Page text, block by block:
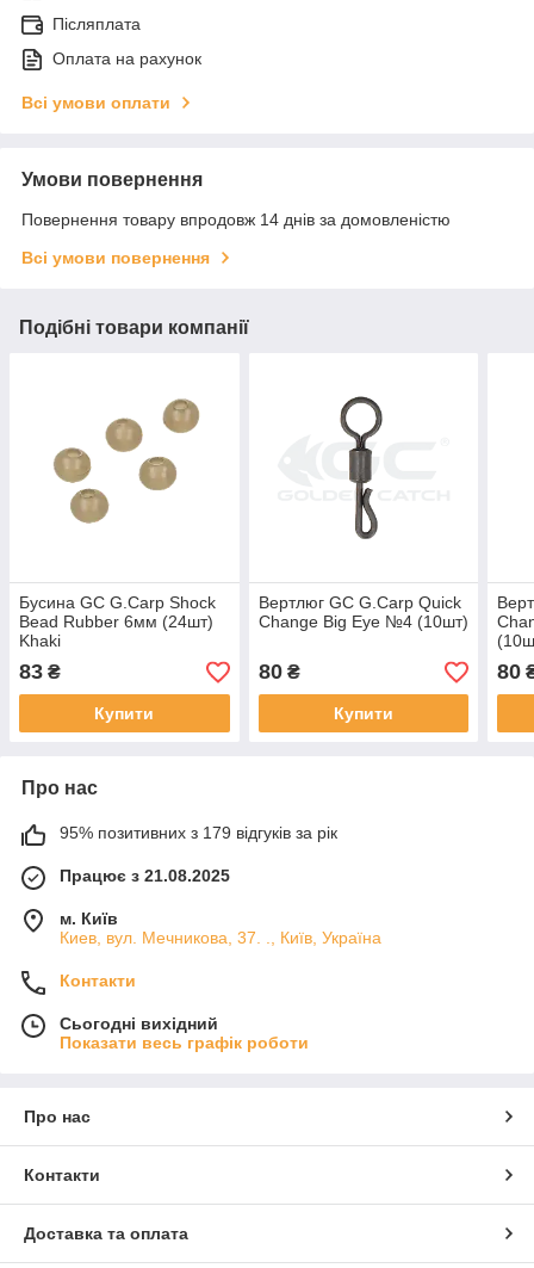
Післяплата
Оплата на рахунок
Всі умови оплати
Умови повернення
Повернення товару впродовж 14 днів за домовленістю
Всі умови повернення
Подібні товари компанії
Бусина GC G.Carp Shock
Bead Rubber 6мм (24шт)
Khaki
83 ₴
Купити
Вертлюг GC G.Carp Quick
Change Big Eye №4 (10шт)
80₴
Купити
80
Про нас
95% позитивних з 179 відгуків за рік
Працює з 21.08.2025
м. Київ
Киев, вул. Мечникова, 37. ., Київ, Україна
Контакти
Сьогодні вихідний
Показати весь графік роботи
Про нас
Контакти
Доставка та оплата